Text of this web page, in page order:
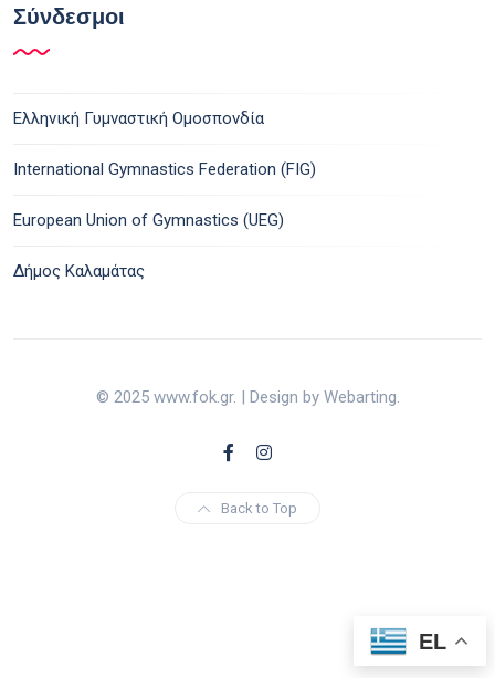
Σύνδεσμοι
Ελληνική Γυμναστική Ομοσπονδία
International Gymnastics Federation (FIG)
European Union of Gymnastics (UEG)
Δήμος Καλαμάτας
© 2025 www.fok.gr. | Design by Webarting.
Back to Top
EL